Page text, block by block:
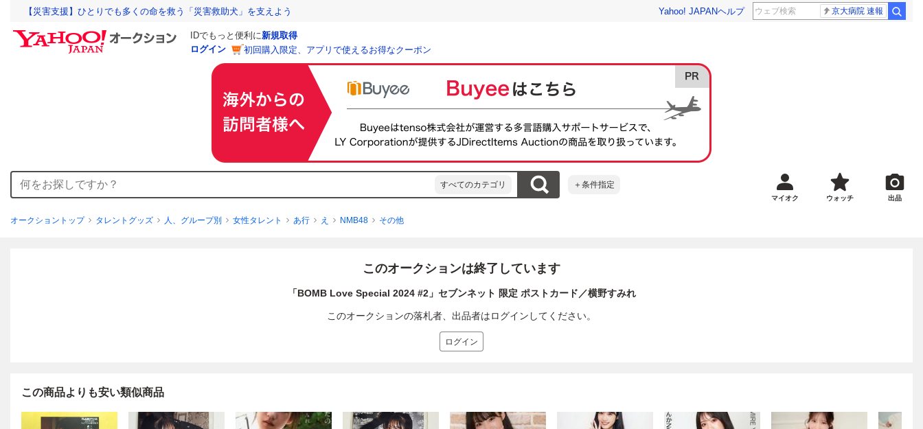
【災害支援】ひとりでも多くの命を救う「災害救助犬」を支えよう Yahoo! JAPANヘルプ 京大病院 速報
IDでもっと便利に新規取得
ログイン
初回購入限定、アプリで使えるお得なクーポン
すべてのカテゴリ ＋条件指定
マイオク ウォッチ 出品
オークショントップ タレントグッズ 人、グループ別 女性タレント あ行 え NMB48 その他
このオークションは終了しています
「BOMB Love Special 2024 #2」セブンネット 限定 ポストカード／横野すみれ
このオークションの落札者、出品者はログインしてください。
ログイン
この商品よりも安い類似商品